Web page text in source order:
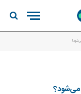
می‌شود؟